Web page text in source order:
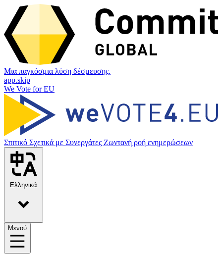
Μια παγκόσμια λύση δέσμευσης.
app.skip
We Vote for EU
Σπιτικό Σχετικά με Συνεργάτες Ζωντανή ροή ενημερώσεων
Ελληνικά
Μενού